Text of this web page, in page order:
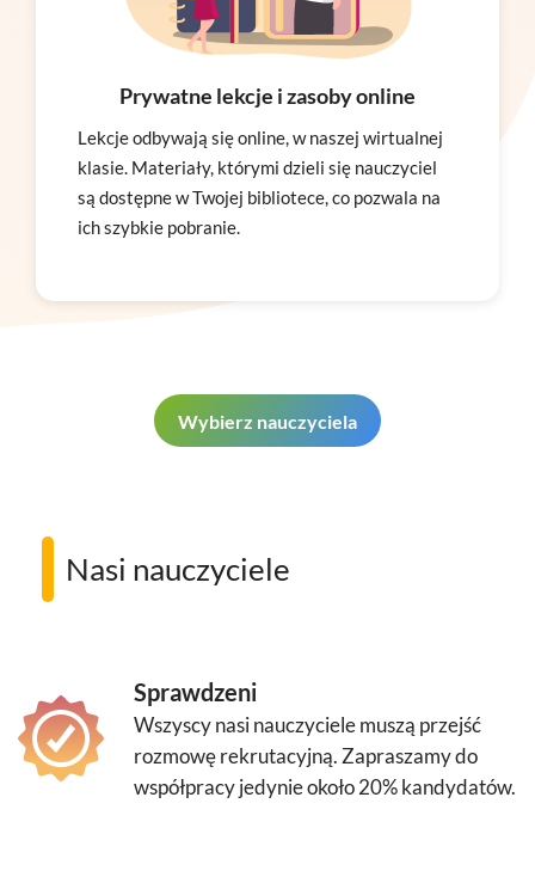
Prywatne lekcje i zasoby online
Lekcje odbywają się online, w naszej wirtualnej
klasie. Materiały, którymi dzieli się nauczyciel
są dostępne w Twojej bibliotece, co pozwala na
ich szybkie pobranie.
Wybierz nauczyciela
Nasi nauczyciele
Sprawdzeni
Wszyscy nasi nauczyciele muszą przejść
rozmowę rekrutacyjną. Zapraszamy do
współpracy jedynie około 20% kandydatów.